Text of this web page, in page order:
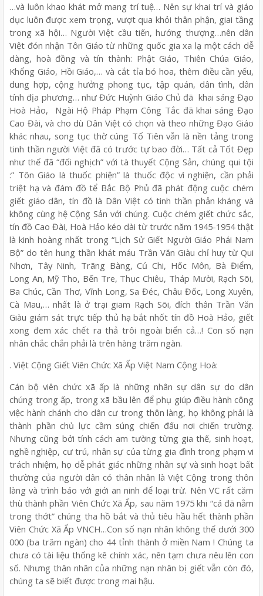
…và luôn khao khát mở mang trí tuệ… Nên sự khai trí và giáo
dục luôn được xem trọng, vượt qua khỏi thân phận, giai tầng
trong xã hội… Người Việt cầu tiến, hướng thượng…nên dân
Việt đón nhận Tôn Giáo từ những quốc gia xa lạ một cách dễ
dàng, hoà đồng và tín thành: Phật Giáo, Thiên Chúa Giáo,
Khổng Giáo, Hồi Giáo,… và cắt tỉa bó hoa, thêm điều cần yếu,
dung hợp, cộng hưởng phong tục, tập quán, dân tình, dân
tính địa phương… như Đức Huỳnh Giáo Chủ đã khai sáng Đạo
Hoà Hảo, Ngài Hộ Pháp Phạm Công Tắc đã khai sáng Đạo
Cao Đài, và cho dù Dân Việt có chọn và theo những Đạo Giáo
khác nhau, song tục thờ cúng Tổ Tiên vẫn là nền tảng trong
tinh thần người Việt đã có trước tự bao đời… Tất cả Tốt Đẹp
như thế đã “đối nghịch” với tà thuyết Cộng Sản, chúng qui tội
:” Tôn Giáo là thuốc phiện” là thuốc độc vì nghiện, cần phải
triệt hạ và đám đồ tể Bắc Bộ Phủ đã phát động cuộc chém
giết giáo dân, tín đồ là Dân Việt có tinh thần phản kháng và
không cùng hệ Cộng Sản với chúng. Cuộc chém giết chức sắc,
tín đồ Cao Đài, Hoà Hảo kéo dài từ trước năm 1945-1954 thật
là kinh hoàng nhất trong “Lịch Sử Giết Người Giáo Phái Nam
Bộ” do tên hung thần khát máu Trần Văn Giàu chỉ huy từ Qui
Nhơn, Tây Ninh, Trãng Bàng, Củ Chi, Hốc Môn, Bà Điểm,
Long An, Mỹ Tho, Bến Tre, Thục Chiêu, Tháp Mười, Rạch Sõi,
Ba Chúc, Cần Thơ, Vĩnh Long, Sa Đéc, Châu Đốc, Long Xuyên,
Cà Mau,… nhất là ở trại giam Rạch Sõi, đích thân Trần Văn
Giàu giám sát trực tiếp thủ hạ bắt nhốt tín đồ Hoà Hảo, giết
xong đem xác chết ra thả trôi ngoài biển cả…! Con số nạn
nhân chắc chắn phải là trên hàng trăm ngàn.
. Việt Cộng Giết Viên Chức Xã Ấp Việt Nam Cộng Hoà:
Cán bộ viên chức xã ấp là những nhân sự dân sự do dân
chúng trong ấp, trong xã bầu lên để phụ giúp điều hành công
việc hành chánh cho dân cư trong thôn làng, họ không phải là
thành phần chủ lực cầm súng chiến đấu nơi chiến trường.
Nhưng cũng bởi tính cách am tường từng gia thế, sinh hoạt,
nghề nghiệp, cư trú, nhân sự của từng gia đình trong phạm vi
trách nhiệm, họ dễ phát giác những nhân sự và sinh hoạt bất
thường của người dân có thân nhân là Việt Cộng trong thôn
làng và trình báo với giới an ninh để loại trừ. Nên VC rất căm
thù thành phần Viên Chức Xã Ấp, sau năm 1975 khi “cá đã nằm
trong thớt” chúng tha hồ bắt và thủ tiêu hầu hết thành phần
Viên Chức Xã Ấp VNCH…Con số nạn nhân không thể dưới 300
000 (ba trăm ngàn) cho 44 tỉnh thành ở miền Nam ! Chúng ta
chưa có tài liệu thống kê chính xác, nên tạm chưa nêu lên con
số. Nhưng thân nhân của những nạn nhân bị giết vẫn còn đó,
chúng ta sẽ biết được trong mai hậu.